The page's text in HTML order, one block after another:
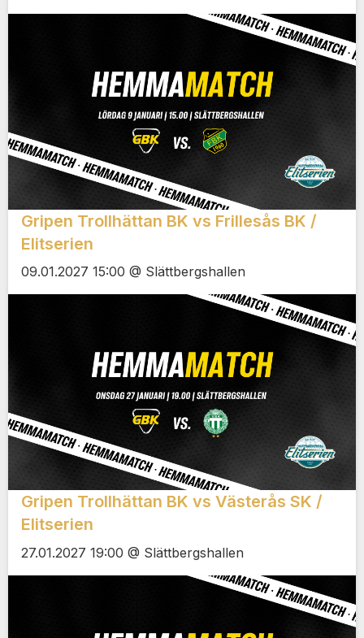
Gripen Trollhättan BK vs Frillesås BK /
Elitserien
09.01.2027 15:00 @ Slättbergshallen
Gripen Trollhättan BK vs Västerås SK /
Elitserien
27.01.2027 19:00 @ Slättbergshallen